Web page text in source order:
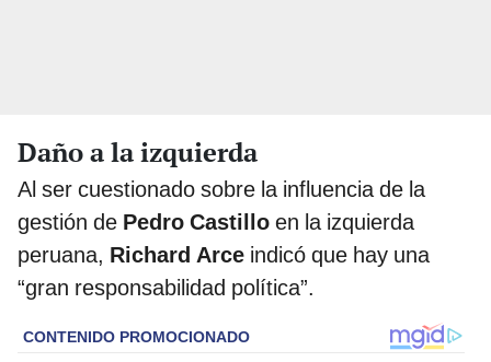
Daño a la izquierda
Al ser cuestionado sobre la influencia de la
gestión de Pedro Castillo en la izquierda
peruana, Richard Arce indicó que hay una
“gran responsabilidad política”.